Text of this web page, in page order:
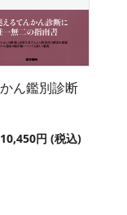
ん鑑別診断
円 (税込)